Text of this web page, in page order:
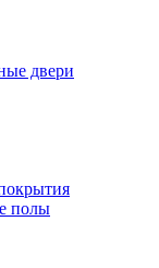
двери
полы